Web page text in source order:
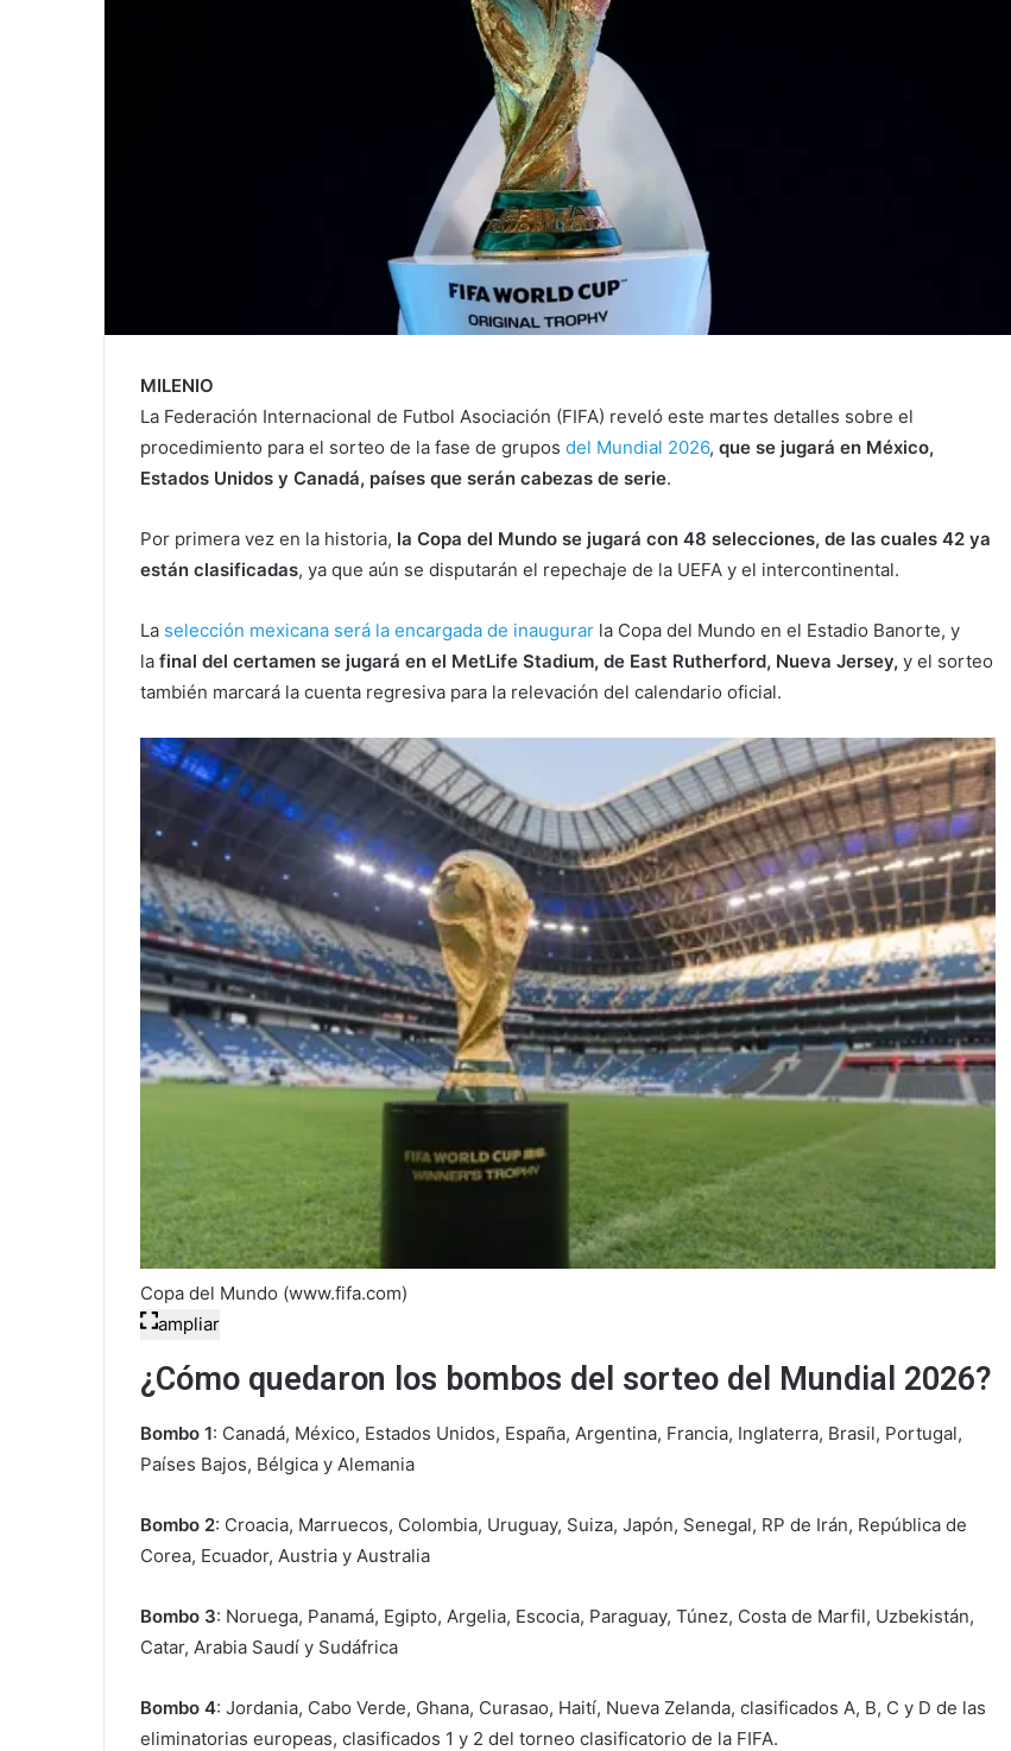
MILENIO
La Federación Internacional de Futbol Asociación (FIFA) reveló este martes detalles sobre el
procedimiento para el sorteo de la fase de grupos del Mundial 2026, que se jugará en México,
Estados Unidos y Canadá, países que serán cabezas de serie.
Por primera vez en la historia, la Copa del Mundo se jugará con 48 selecciones, de las cuales 42 ya
están clasificadas, ya que aún se disputarán el repechaje de la UEFA y el intercontinental.
La selección mexicana será la encargada de inaugurar la Copa del Mundo en el Estadio Banorte, y
la final del certamen se jugará en el MetLife Stadium, de East Rutherford, Nueva Jersey, y el sorteo
también marcará la cuenta regresiva para la relevación del calendario oficial.
Copa del Mundo (www.fifa.com)
ampliar
¿Cómo quedaron los bombos del sorteo del Mundial 2026?
Bombo 1: Canadá, México, Estados Unidos, España, Argentina, Francia, Inglaterra, Brasil, Portugal,
Países Bajos, Bélgica y Alemania
Bombo 2: Croacia, Marruecos, Colombia, Uruguay, Suiza, Japón, Senegal, RP de Irán, República de
Corea, Ecuador, Austria y Australia
Bombo 3: Noruega, Panamá, Egipto, Argelia, Escocia, Paraguay, Túnez, Costa de Marfil, Uzbekistán,
Catar, Arabia Saudí y Sudáfrica
Bombo 4: Jordania, Cabo Verde, Ghana, Curasao, Haití, Nueva Zelanda, clasificados A, B, C y D de las
eliminatorias europeas, clasificados 1 y 2 del torneo clasificatorio de la FIFA.